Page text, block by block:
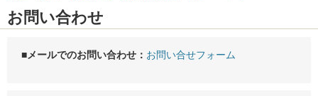
お問い合わせ
■メールでのお問い合わせ： お問い合せフォーム